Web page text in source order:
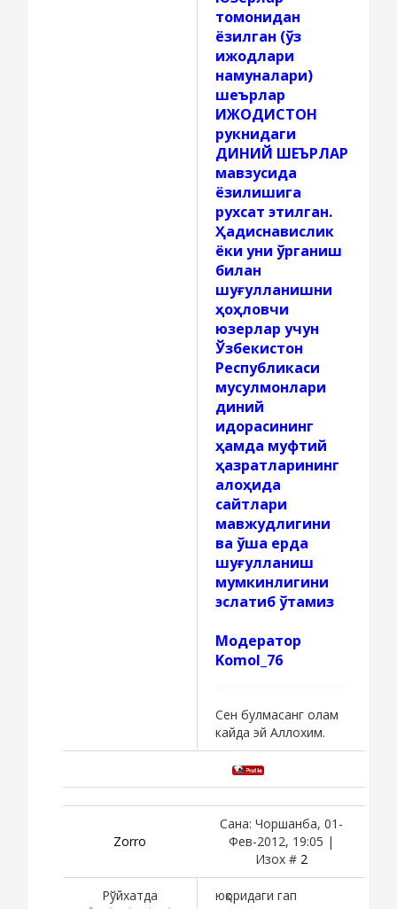
томонидан
ёзилган (ўз
ижодлари
намуналари)
шеърлар
ИЖОДИСТОН
рукнидаги
ДИНИЙ ШЕЪРЛАР
мавзусида
ёзилишига
рухсат этилган.
Ҳадиснавислик
ёки уни ўрганиш
билан
шуғулланишни
ҳоҳловчи
юзерлар учун
Ўзбекистон
Республикаси
мусулмонлари
диний
идорасининг
ҳамда муфтий
ҳазратларининг
алоҳида
сайтлари
мавжудлигини
ва ўша ерда
шуғулланиш
мумкинлигини
эслатиб ўтамиз
Модератор
Komol_76
Сен булмасанг олам
кайда эй Аллохим.
Zorro
Сана: Чоршанба, 01-
Фев-2012, 19:05 |
Изох # 2
Рўйхатда юқоридаги гап